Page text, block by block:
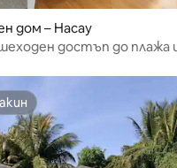
дом – Насау
достъп до